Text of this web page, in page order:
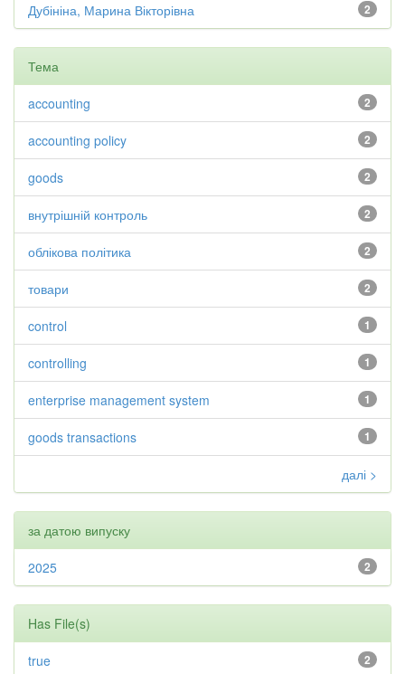
2
Дубініна, Марина Вікторівна
Тема
2
accounting
2
accounting policy
2
goods
2
внутрішній контроль
2
облікова політика
2
товари
1
control
1
controlling
1
enterprise management system
1
goods transactions
далі >
за датою випуску
2
2025
Has File(s)
2
true